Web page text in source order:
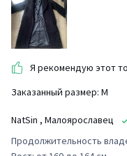
Я рекомендую этот
Заказанный размер: М
NatSin , Малоярославец
Продолжительность